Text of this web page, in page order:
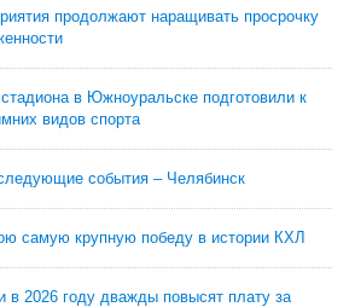
продолжают наращивать просрочку
в Южноуральске подготовили к
видов спорта
события – Челябинск
самую крупную победу в истории КХЛ
в 2026 году дважды повысят плату за